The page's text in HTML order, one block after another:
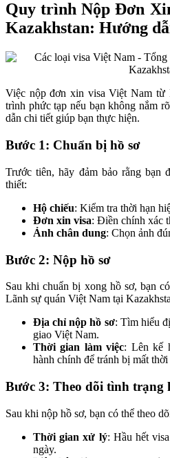
Quy trình Nộp Đơn
Kazakhstan: Hướng
Việc nộp đơn xin visa Việt Nam từ
trình phức tạp nếu bạn không nắm
dẫn chi tiết giúp bạn thực hiện.
Bước 1: Chuẩn bị hồ sơ
Trước tiên, hãy đảm bảo rằng bạn
thiết:
Hộ chiếu: Kiểm tra thời hạn
Đơn xin visa: Điền chính xác
Ảnh chân dung: Chọn ảnh
Bước 2: Nộp hồ sơ
Sau khi chuẩn bị xong hồ sơ, bạn
Lãnh sự quán Việt Nam tại
Địa chỉ nộp hồ sơ: Tìm hiểu
giao Việt Nam.
Thời gian làm việc: Lên kế
hành chính để tránh bị mất thời
Bước 3: Theo dõi tình trạng
Sau khi nộp hồ sơ, bạn có thể theo
Thời gian xử lý: Hầu hết
ngày.